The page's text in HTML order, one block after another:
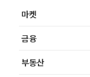
마켓
금융
부동산